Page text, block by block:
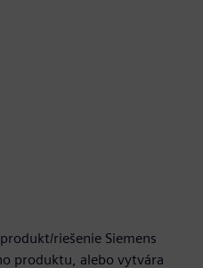
riešenie Siemens
produktu, alebo vytvára